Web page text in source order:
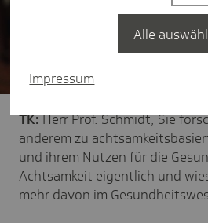
TK:Herr Prof. Schmidt, Sie
anderem zu
und ihrem Nutzen für die
Achtsamkeit eigentlich und
mehr davon im
Impressum
Alle